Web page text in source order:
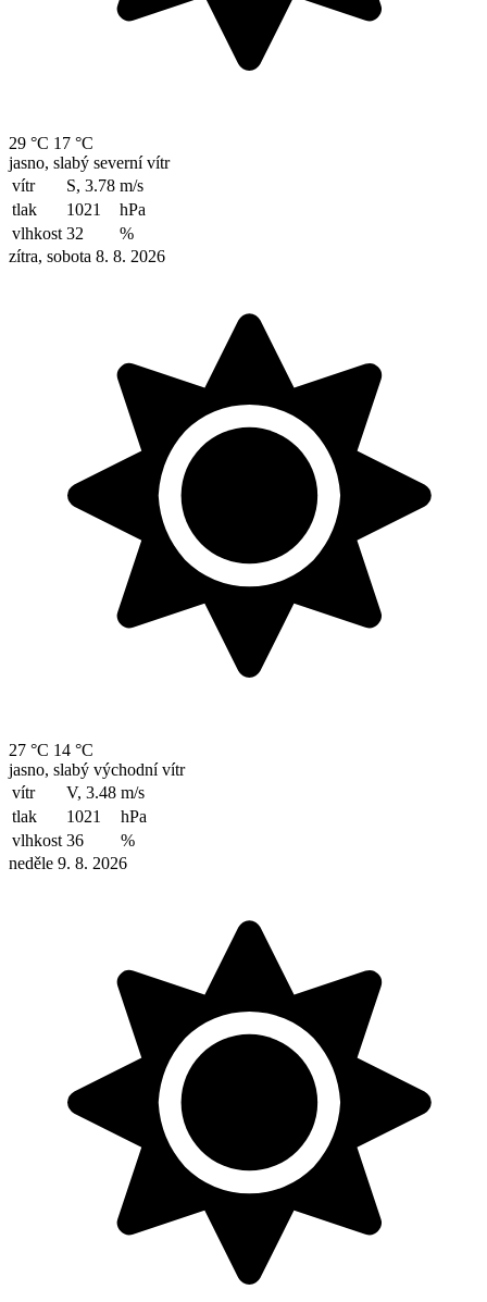
29 °C 17 °C
jasno, slabý severní vítr
vítr
S, 3.78 m/s
tlak
1021
hPa
vlhkost 32
%
zítra, sobota 8. 8. 2026
27 °C 14 °C
jasno, slabý východní vítr
vítr
V, 3.48 m/s
tlak
1021
hPa
vlhkost 36
%
neděle 9. 8. 2026